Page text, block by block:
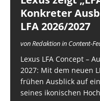
Konkreter
LFA 2026/2027
von Redaktion in Content-
Lexus LFA Concept –
2027: Mit dem neuen
frühen Ausblick auf
seines ikonischen